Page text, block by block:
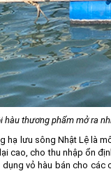
hàu thương phẩm mở ra
hạ lưu sông Nhật Lệ là
cao, cho thu nhập ổn
vỏ hàu bán cho các